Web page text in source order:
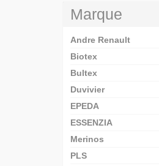
Marque
Andre Renault
Biotex
Bultex
Duvivier
EPEDA
ESSENZIA
Merinos
PLS